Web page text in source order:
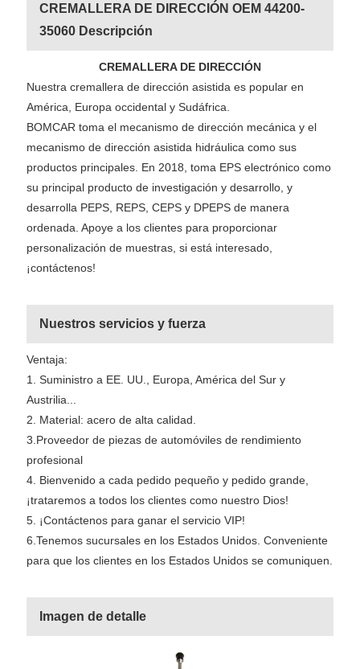
CREMALLERA DE DIRECCIÓN OEM 44200-
35060 Descripción
CREMALLERA DE DIRECCIÓN
Nuestra cremallera de dirección asistida es popular en
América, Europa occidental y Sudáfrica.
BOMCAR toma el mecanismo de dirección mecánica y el
mecanismo de dirección asistida hidráulica como sus
productos principales. En 2018, toma EPS electrónico como
su principal producto de investigación y desarrollo, y
desarrolla PEPS, REPS, CEPS y DPEPS de manera
ordenada. Apoye a los clientes para proporcionar
personalización de muestras, si está interesado,
¡contáctenos!
Nuestros servicios y fuerza
Ventaja:
1. Suministro a EE. UU., Europa, América del Sur y
Austrilia...
2. Material: acero de alta calidad.
3.Proveedor de piezas de automóviles de rendimiento
profesional
4. Bienvenido a cada pedido pequeño y pedido grande,
¡trataremos a todos los clientes como nuestro Dios!
5. ¡Contáctenos para ganar el servicio VIP!
6.Tenemos sucursales en los Estados Unidos. Conveniente
para que los clientes en los Estados Unidos se comuniquen.
Imagen de detalle